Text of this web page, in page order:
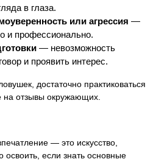
в глаза.
или агрессия —
и профессионально.
— невозможность
и проявить интерес.
достаточно практиковаться
отзывы окружающих.
— это искусство,
освоить, если знать основные